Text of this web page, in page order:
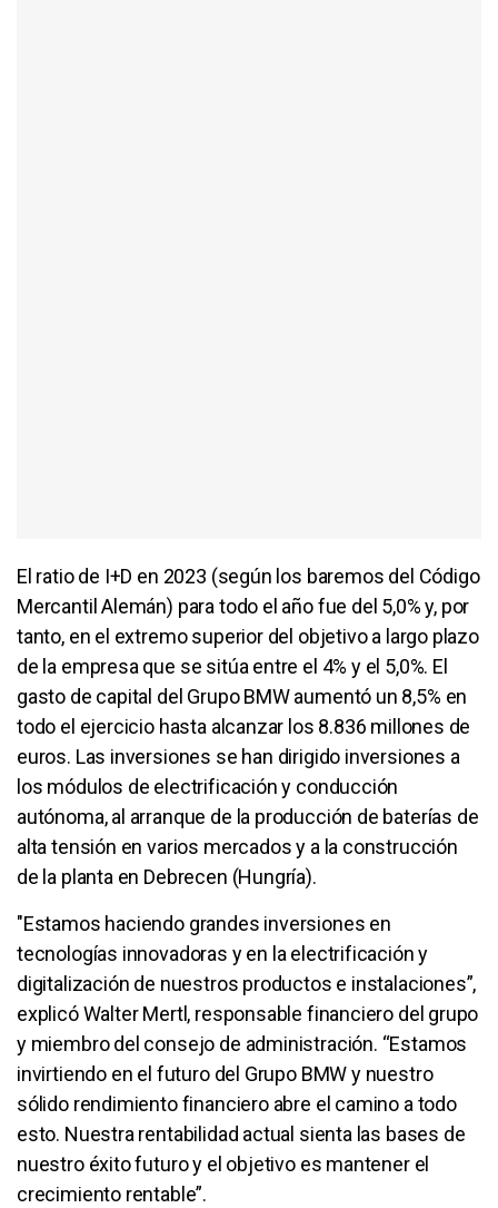
El ratio de I+D en 2023 (según los baremos del Código
Mercantil Alemán) para todo el año fue del 5,0% y, por
tanto, en el extremo superior del objetivo a largo plazo
de la empresa que se sitúa entre el 4% y el 5,0%. El
gasto de capital del Grupo BMW aumentó un 8,5% en
todo el ejercicio hasta alcanzar los 8.836 millones de
euros. Las inversiones se han dirigido inversiones a
los módulos de electrificación y conducción
autónoma, al arranque de la producción de baterías de
alta tensión en varios mercados y a la construcción
de la planta en Debrecen (Hungría).
"Estamos haciendo grandes inversiones en
tecnologías innovadoras y en la electrificación y
digitalización de nuestros productos e instalaciones”,
explicó Walter Mertl, responsable financiero del grupo
y miembro del consejo de administración. “Estamos
invirtiendo en el futuro del Grupo BMW y nuestro
sólido rendimiento financiero abre el camino a todo
esto. Nuestra rentabilidad actual sienta las bases de
nuestro éxito futuro y el objetivo es mantener el
crecimiento rentable”.